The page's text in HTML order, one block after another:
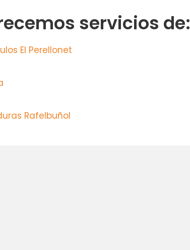
servicios de:
El Perellonet
Rafelbuñol